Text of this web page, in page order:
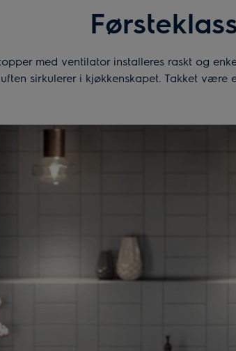
med ventilator installeres raskt og
sirkulerer i kjøkkenskapet. Takket